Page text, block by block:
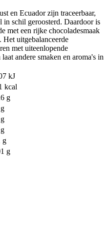
en Ecuador zijn traceerbaar,
in schil geroosterd. Daardoor is
met een rijke chocoladesmaak
Het uitgebalanceerde
met uiteenlopende
andere smaken en aroma's in
kJ
kcal
g
g
g